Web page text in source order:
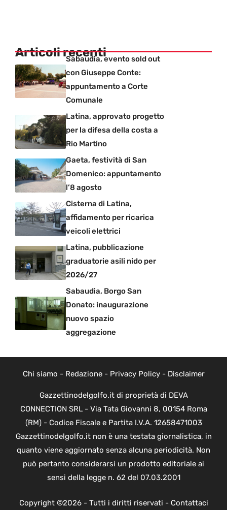
Articoli recentiSabaudia, evento sold out
con Giuseppe Conte:
appuntamento a Corte
Comunale
Latina, approvato progetto
per la difesa della costa a
Rio Martino
Gaeta, festività di San
Domenico: appuntamento
l’8 agosto
Cisterna di Latina,
affidamento per ricarica
veicoli elettrici
Latina, pubblicazione
graduatorie asili nido per
2026/27
Sabaudia, Borgo San
Donato: inaugurazione
nuovo spazio
aggregazione
Chi siamo - Redazione- Privacy Policy- Disclaimer
Gazzettinodelgolfo.it di proprietà di DEVA
CONNECTION SRL - Via Tata Giovanni 8, 00154 Roma
(RM) - Codice Fiscale e Partita I.V.A. 12658471003
Gazzettinodelgolfo.it non è una testata giornalistica, in
quanto viene aggiornato senza alcuna periodicità. Non
può pertanto considerarsi un prodotto editoriale ai
sensi della legge n. 62 del 07.03.2001
Copyright ©2026 - Tutti i diritti riservati - Contattaci